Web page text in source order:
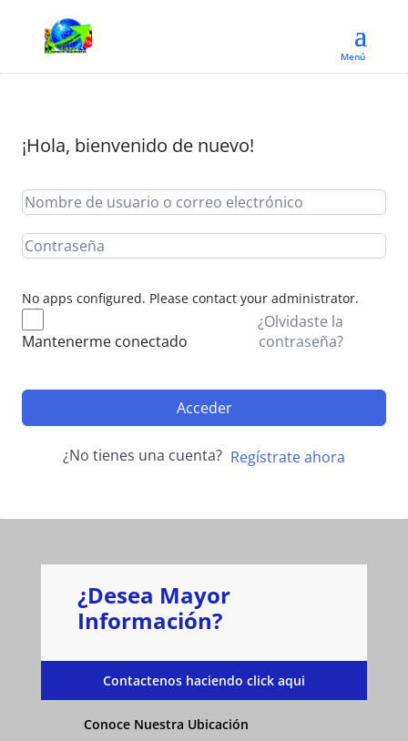
¡Hola, bienvenido de nuevo!
No apps configured. Please contact your administrator.
Mantenerme conectado
¿Olvidaste la
contraseña?
Acceder
¿No tienes una cuenta? Regístrate ahora
¿Desea Mayor
Información?
Contactenos haciendo click aqui
Conoce Nuestra Ubicación